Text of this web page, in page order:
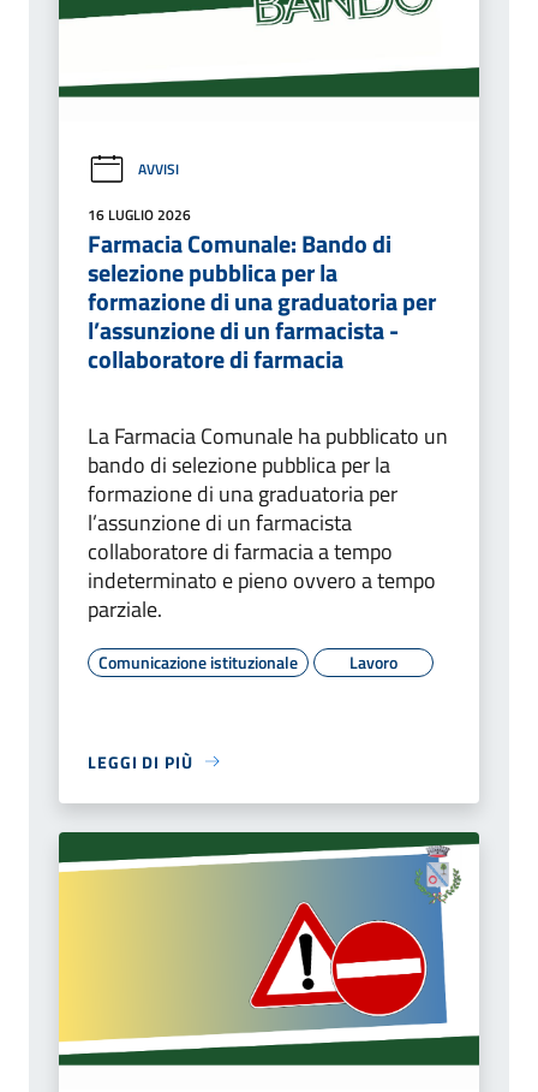
AVVISI
16 LUGLIO 2026
Farmacia Comunale: Bando di
selezione pubblica per la
formazione di una graduatoria per
l’assunzione di un farmacista -
collaboratore di farmacia
La Farmacia Comunale ha pubblicato un
bando di selezione pubblica per la
formazione di una graduatoria per
l’assunzione di un farmacista
collaboratore di farmacia a tempo
indeterminato e pieno ovvero a tempo
parziale.
Comunicazione istituzionale Lavoro
LEGGI DI PIÙ